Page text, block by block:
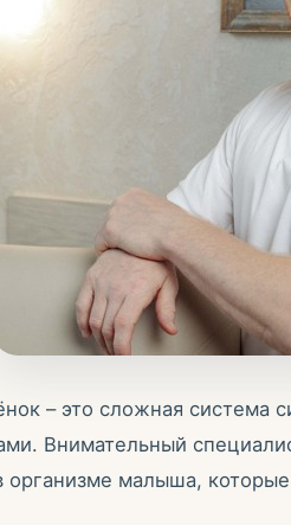
– это сложная система
Внимательный
организме малыша,